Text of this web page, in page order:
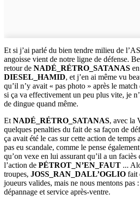
Et si j’ai parlé du bien tendre milieu de
angoisse vient de notre ligne de défense.
retour de NADÉ_RÉTRO_SATANAS
DIESEL_HAMID, et j’en ai même vu
qu’il n’y avait « pas photo » après le
si ça va effectivement un peu plus vite, je
de dingue quand même.
EtNADÉ_RÉTRO_SATANAS, avec la
quelques penalties du fait de sa façon de
ça avait été le cas sur cette action de
pas eu scandale, comme le pense
qu’on vexe en lui assurant qu’il a un
l’action de PÉTROT_N’EN_FAUT ...
troupes, JOSS_RAN_DALL’OGLIO fait
joueurs valides, mais ne nous mentons pas
dépannage et service après-ventre.